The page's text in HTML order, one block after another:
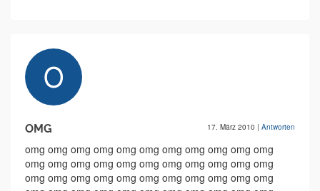
OMG 17. März 2010 | Antworten
omg omg omg omg omg omg omg omg omg omg omg
omg omg omg omg omg omg omg omg omg omg omg
omg omg omg omg omg omg omg omg omg omg omg